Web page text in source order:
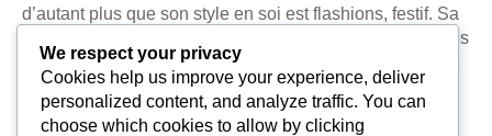
d’autant plus que son style en soi est flashions, festif. Sa
durée comme le mot le dit n’est que provisoire. (Quelques
jours). Pour se débarrasser de ce tatouage, vous pouvez
simplement utiliser de l’eau et du savon, parfois avec de
l’alcool.
We respect your privacy
Cookies help us improve your experience, deliver
personalized content, and analyze traffic. You can
choose which cookies to allow by clicking